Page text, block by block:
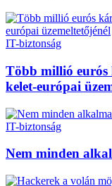
IT-biztonság
Több millió
kelet-európai
IT-biztonság
Nem minden